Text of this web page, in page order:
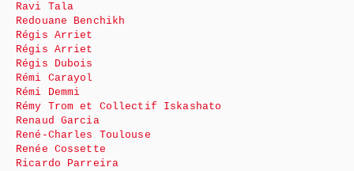
Ravi Tala
Redouane Benchikh
Régis Arriet
Régis Arriet
Régis Dubois
Rémi Carayol
Rémi Demmi
Rémy Trom et Collectif Iskashato
Renaud Garcia
René-Charles Toulouse
Renée Cossette
Ricardo Parreira